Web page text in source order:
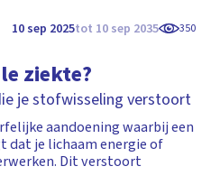
10 sep 2025tot 10 sep 2035 350
ziekte?
je stofwisseling verstoort
aandoening waarbij een
dat je lichaam energie of
Dit verstoort